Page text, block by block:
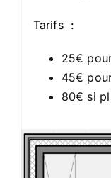
Tarifs :
25€
45€
80€ si